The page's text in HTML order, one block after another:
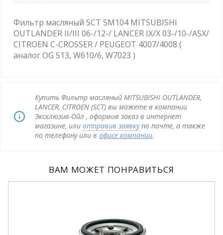
Фильтр масляный SCT SM104 MITSUBISHI
OUTLANDER II/III 06-/12-/ LANCER IX/X 03-/10-/ASX/
CITROEN C-CROSSER / PEUGEOT 4007/4008 (
аналог OG 513, W610/6, W7023 )
Купить Фильтр масляный MITSUBISHI OUTLANDER,
LANCER, CITROEN (SCT) вы можете в компании
Эксклюзив-Ойл , оформив заказ в интернет
магазине, или отправив заявкупо почте, а также
по телефону или в офисе компании.
ВАМ МОЖЕТ ПОНРАВИТЬСЯ